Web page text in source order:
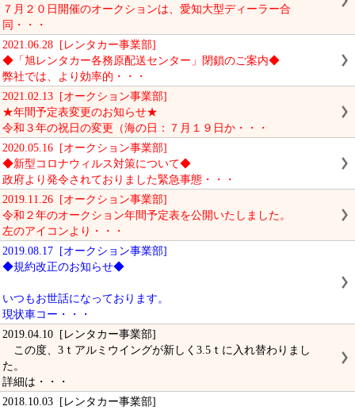
７月２０日開催のオークションは、愛知大型ディーラー合
同・・・
2021.06.28 [レンタカー事業部]
◆「旭レンタカー各務原配送センター」閉鎖のご案内◆
弊社では、より効率的・・・
2021.02.13 [オークション事業部]
★年間予定表変更のお知らせ★
令和３年の祝日の変更（海の日：７月１９日か・・・
2020.05.16 [オークション事業部]
◆新型コロナウィルス対策について◆
政府より発令されておりました緊急事態・・・
2019.11.26 [オークション事業部]
令和２年のオークション年間予定表を公開いたしました。
左のアイコンより・・・
2019.08.17 [オークション事業部]
◆規約改正のお知らせ◆
いつもお世話になっております。
現状車コー・・・
2019.04.10 [レンタカー事業部]
この度、3ｔアルミウイングが新しく3.5ｔに入れ替わりまし
た。
詳細は・・・
2018.10.03 [レンタカー事業部]